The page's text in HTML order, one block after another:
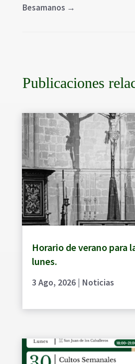
Besamanos →
Publicaciones
Horario de verano para
lunes.
3 Ago, 2026| Noticias